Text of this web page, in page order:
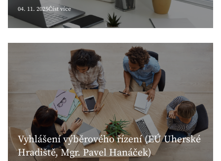
04. 11. 2025Číst více
Vyhlášení výběrového řízení (EÚ Uherské
Hradiště, Mgr. Pavel Hanáček)